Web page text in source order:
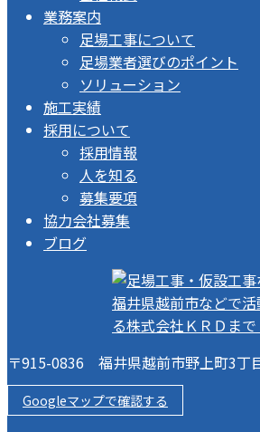
業務案内
足場工事について
足場業者選びのポイント
ソリューション
施工実績
採用について
採用情報
人を知る
募集要項
協力会社募集
ブログ
〒915-0836 福井県越前市野上町3丁
Googleマップで確認する